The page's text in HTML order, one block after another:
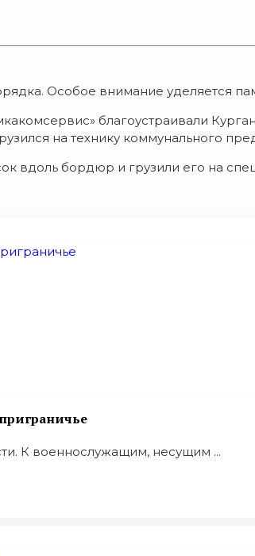
Особое внимание уделяется
благоустраивали
на технику коммунального
вдоль бордюр и грузили его на
К военнослужащим, несущим ...